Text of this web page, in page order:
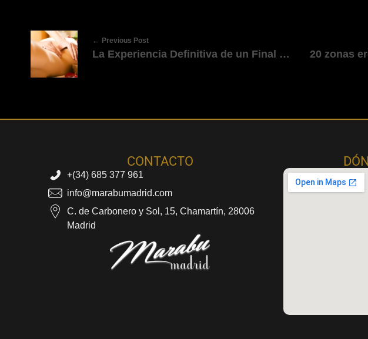
Previous Post
La Experiencia Definitiva de un Final Feliz
CONTACTO
+(34) 685 377 961
info@marabumadrid.com
C. de Carbonero y Sol, 15, Chamartín, 28006
Madrid